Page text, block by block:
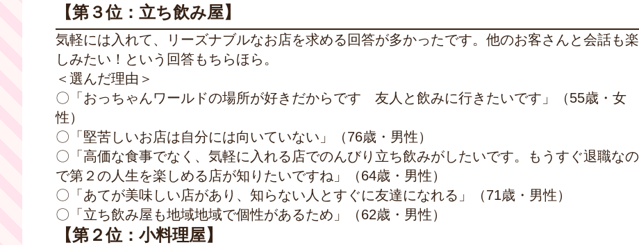
【第３位：立ち飲み屋】
気軽には入れて、リーズナブルなお店を求める回答が多かったです。他のお客さんと会話も楽
しみたい！という回答もちらほら。
＜選んだ理由＞
〇「おっちゃんワールドの場所が好きだからです 友人と飲みに行きたいです」（55歳・女
性）
〇「堅苦しいお店は自分には向いていない」（76歳・男性）
〇「高価な食事でなく、気軽に入れる店でのんびり立ち飲みがしたいです。もうすぐ退職なの
で第２の人生を楽しめる店が知りたいですね」（64歳・男性）
〇「あてが美味しい店があり、知らない人とすぐに友達になれる」（71歳・男性）
〇「立ち飲み屋も地域地域で個性があるため」（62歳・男性）
【第２位：小料理屋】